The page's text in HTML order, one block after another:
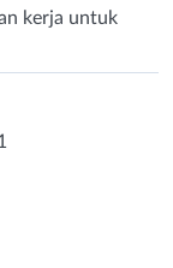
kerja untuk